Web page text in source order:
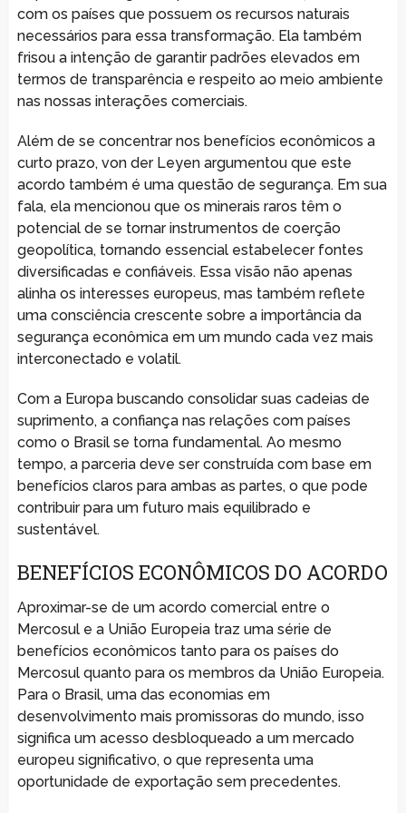
com os países que possuem os recursos naturais
necessários para essa transformação. Ela também
frisou a intenção de garantir padrões elevados em
termos de transparência e respeito ao meio ambiente
nas nossas interações comerciais.
Além de se concentrar nos benefícios econômicos a
curto prazo, von der Leyen argumentou que este
acordo também é uma questão de segurança. Em sua
fala, ela mencionou que os minerais raros têm o
potencial de se tornar instrumentos de coerção
geopolítica, tornando essencial estabelecer fontes
diversificadas e confiáveis. Essa visão não apenas
alinha os interesses europeus, mas também reflete
uma consciência crescente sobre a importância da
segurança econômica em um mundo cada vez mais
interconectado e volatil.
Com a Europa buscando consolidar suas cadeias de
suprimento, a confiança nas relações com países
como o Brasil se torna fundamental. Ao mesmo
tempo, a parceria deve ser construída com base em
benefícios claros para ambas as partes, o que pode
contribuir para um futuro mais equilibrado e
sustentável.
BENEFÍCIOS ECONÔMICOS DO ACORDO
Aproximar-se de um acordo comercial entre o
Mercosul e a União Europeia traz uma série de
benefícios econômicos tanto para os países do
Mercosul quanto para os membros da União Europeia.
Para o Brasil, uma das economias em
desenvolvimento mais promissoras do mundo, isso
significa um acesso desbloqueado a um mercado
europeu significativo, o que representa uma
oportunidade de exportação sem precedentes.